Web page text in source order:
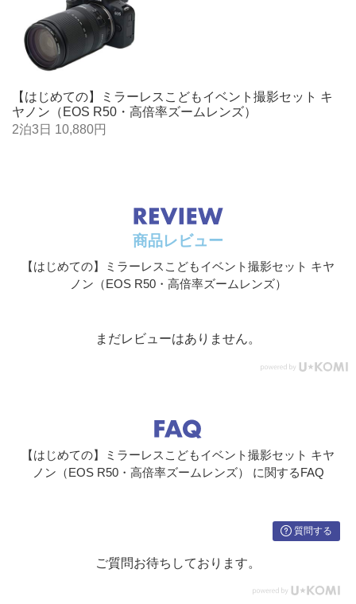
【はじめての】ミラーレスこどもイベント撮影セット キ
ヤノン（EOS R50・高倍率ズームレンズ）
2泊3日 10,880円
商品レビュー
【はじめての】ミラーレスこどもイベント撮影セット キヤ
ノン（EOS R50・高倍率ズームレンズ）
まだレビューはありません。
【はじめての】ミラーレスこどもイベント撮影セット キヤ
ノン（EOS R50・高倍率ズームレンズ） に関するFAQ
質問する
ご質問お待ちしております。